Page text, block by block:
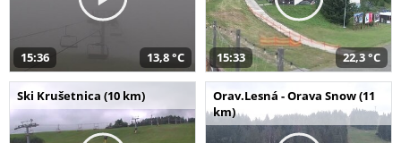
15:36 13,8 °C 15:33 22,3 °C
Ski Krušetnica (10 km)
Orav.Lesná - Orava Snow (11
km)